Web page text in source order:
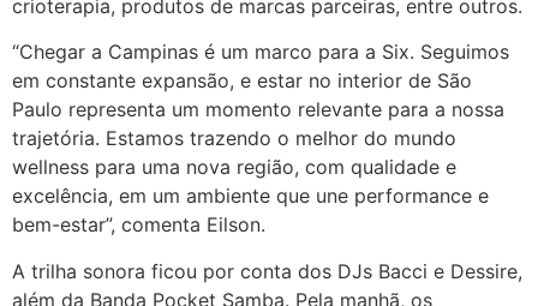
crioterapia, produtos de marcas parceiras, entre outros.
“Chegar a Campinas é um marco para a Six. Seguimos
em constante expansão, e estar no interior de São
Paulo representa um momento relevante para a nossa
trajetória. Estamos trazendo o melhor do mundo
wellness para uma nova região, com qualidade e
excelência, em um ambiente que une performance e
bem-estar”, comenta Eilson.
A trilha sonora ficou por conta dos DJs Bacci e Dessire,
além da Banda Pocket Samba. Pela manhã, os